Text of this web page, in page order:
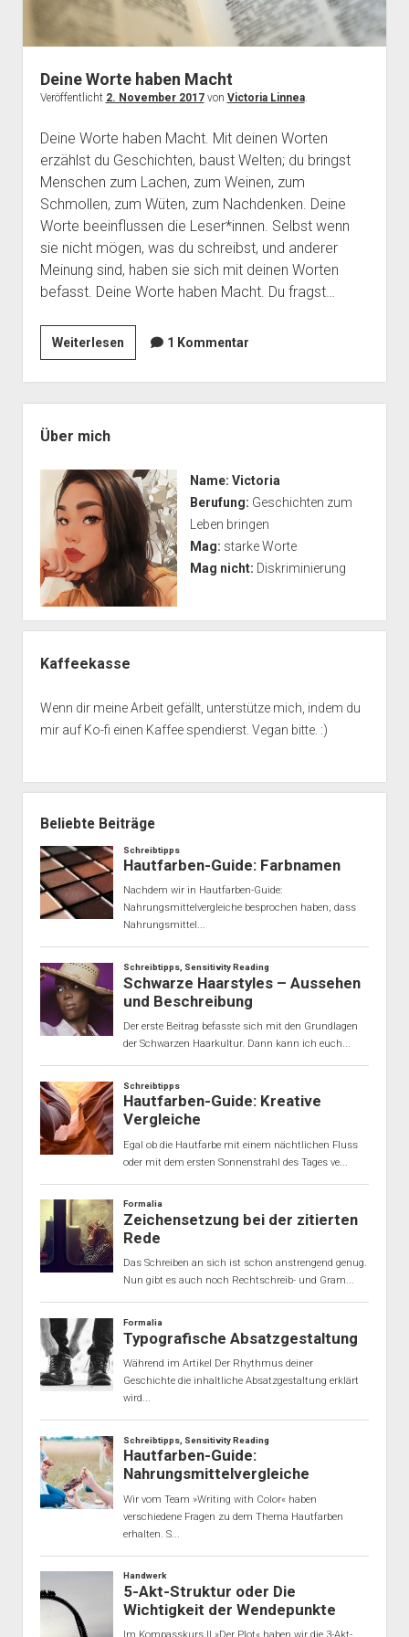
Deine Worte haben Macht
Veröffentlicht 2. November 2017von Victoria Linnea.
Deine Worte haben Macht. Mit deinen Worten
erzählst du Geschichten, baust Welten; du bringst
Menschen zum Lachen, zum Weinen, zum
Schmollen, zum Wüten, zum Nachdenken. Deine
Worte beeinflussen die Leser*innen. Selbst wenn
sie nicht mögen, was du schreibst, und anderer
Meinung sind, haben sie sich mit deinen Worten
befasst. Deine Worte haben Macht. Du fragst…
WeiterlesenDeine
Worte
haben
Macht
1 Kommentar
Über mich
Name: Victoria
Berufung: Geschichten zum
Leben bringen
Mag: starke Worte
Mag nicht: Diskriminierung
Kaffeekasse
Wenn dir meine Arbeit gefällt, unterstütze mich, indem du
mir auf Ko-fi einen Kaffee spendierst. Vegan bitte. :)
Beliebte Beiträge